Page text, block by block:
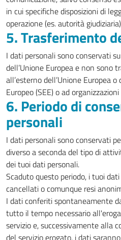
in cui specifiche disposizioni di
operazione (es. autorità giudiziaria)
5. Trasferimento
I dati personali sono conservati
dell’Unione Europea e non sono
all’esterno dell’Unione Europea
Europeo (SEE) o ad
6. Periodo di
personali
I dati personali sono conservati
diverso a seconda del tipo di
dei tuoi dati personali.
Scaduto questo periodo, i tuoi
cancellati o comunque resi
I dati conferiti spontaneamente
tutto il tempo necessario
servizio e, successivamente alla
del servizio erogato, i dati